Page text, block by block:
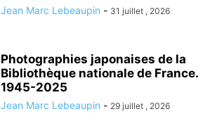
Jean Marc Lebeaupin - 31 juillet , 2026
Photographies japonaises de la
Bibliothèque nationale de France.
1945-2025
Jean Marc Lebeaupin - 29 juillet , 2026